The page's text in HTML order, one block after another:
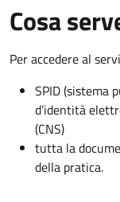
Cosa
Per accedere al
SPID (sistema
d’identità
(CNS)
tutta la
della pratica.